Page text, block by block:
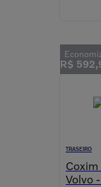
R$ 592,
TRASEIRO
Coxim